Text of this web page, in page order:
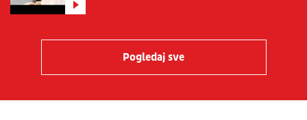
Pogledaj sve